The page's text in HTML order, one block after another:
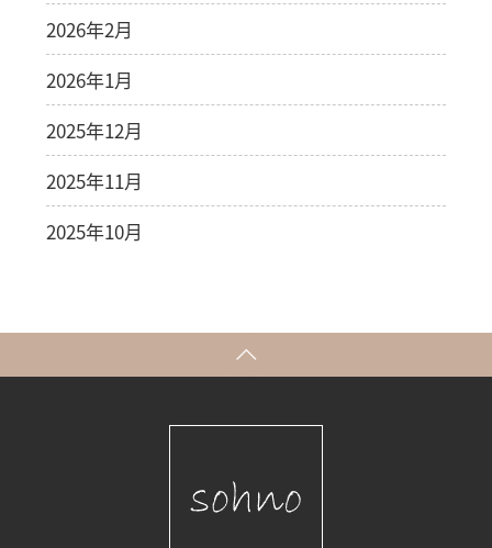
2026年2月
2026年1月
2025年12月
2025年11月
2025年10月